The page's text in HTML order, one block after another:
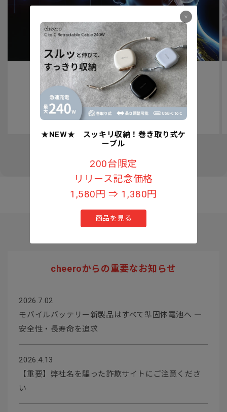
認知症予防への取り組みについて
★NEW★ スッキリ収納！巻き取り式ケ
ーブル
200台限定
リリース記念価格
1,580円 ⇒ 1,380円
商品を見る
cheeroからの重要なお知らせ
2026.7.02
モバイルバッテリー新製品はすべて準固体電池へ ―
安全性・長寿命を追求
2026.4.13
【重要】弊社名を騙った詐欺サイトにご注意くださ
い